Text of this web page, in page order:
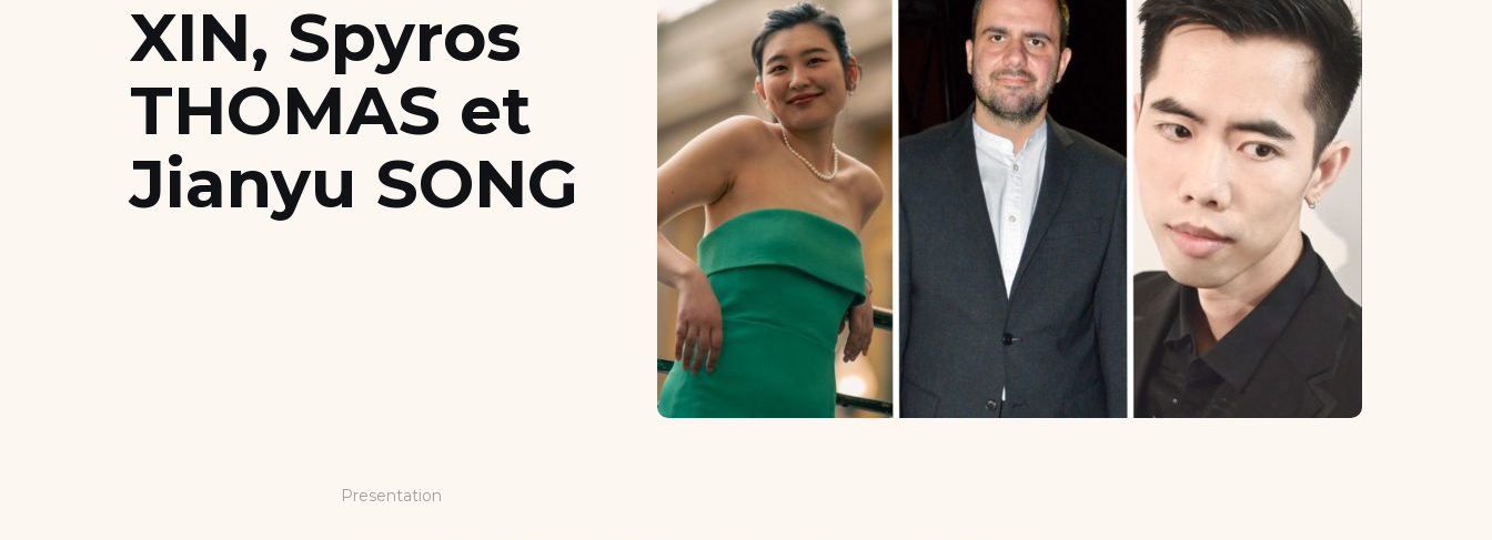
Scholarships and Financing
Apply
XIN, Spyros
THOMAS et
Jianyu SONG
Presentation